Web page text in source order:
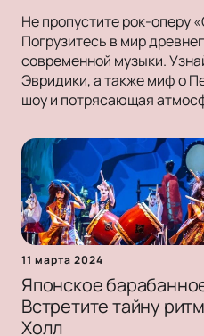
Не пропустите рок-оперу
Погрузитесь в мир
современной музыки.
Эвридики, а также миф о
шоу и потрясающая
11 марта 2024
Японское
Встретите тайну
Холл